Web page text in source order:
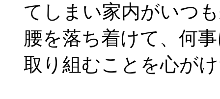
てしまい家内がいつ
腰を落ち着けて、何
取り組むことを心が